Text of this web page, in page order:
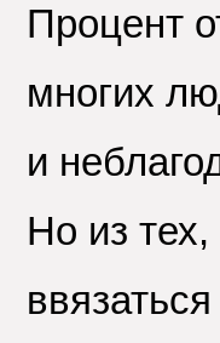
Процент
многих
и
Но из